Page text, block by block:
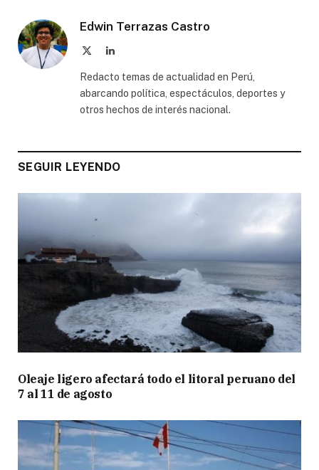
Edwin Terrazas Castro
LinkedIn
Redacto temas de actualidad en Perú,
abarcando política, espectáculos, deportes y
otros hechos de interés nacional.
SEGUIR LEYENDO
Oleaje ligero afectará todo el litoral peruano del
7 al 11 de agosto